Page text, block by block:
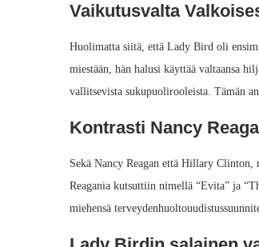
Vaikutusvalta
Huolimatta siitä, että Lady Bird oli
miestään, hän halusi käyttää valtaansa
vallitsevista sukupuolirooleista. Tämän
Kontrasti Nancy
Sekä Nancy Reagan että Hillary
Reagania kutsuttiin nimellä “Evita” ja
miehensä